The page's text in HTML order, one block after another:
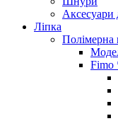
Аксесуари
Ліпка
Полімерна
Fimo